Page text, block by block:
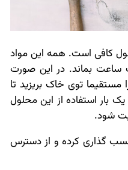
کافی است. همه این مواد
ساعت بماند. در این صورت
توی خاک بریزید تا
استفاده از این محلول
شود.
گذاری کرده و از دسترس